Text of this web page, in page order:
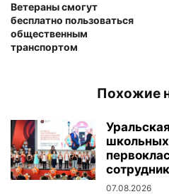
Ветераны смогут
бесплатно пользоваться
общественным
транспортом
Похожие
07.08.2026